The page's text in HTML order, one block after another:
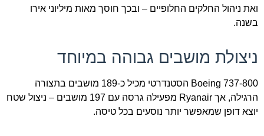
ואת ניהול החלקים החלופיים – ובכך חוסך מאות מיליוני אירו
בשנה.
ניצולת מושבים גבוהה במיוחד
Boeing 737-800 הסטנדרטי מכיל כ-189 מושבים בתצורה
הרגילה, אך Ryanair מפעילה גרסה עם 197 מושבים – ניצול שטח
יוצא דופן שמאפשר יותר נוסעים בכל טיסה.